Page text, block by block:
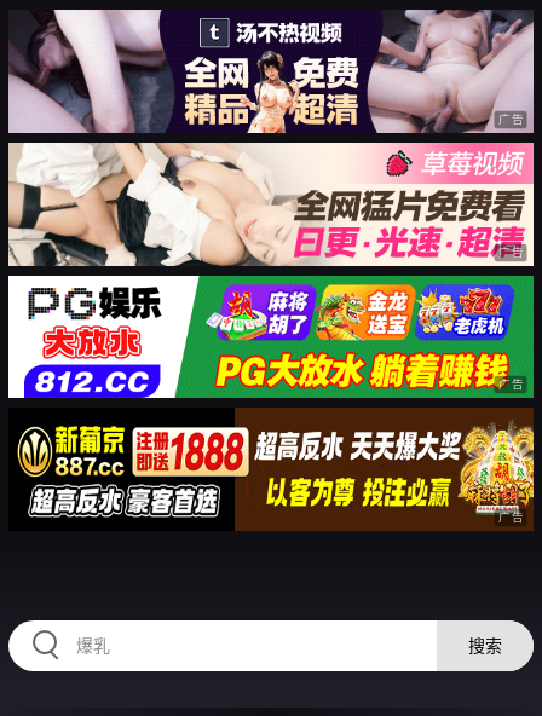
广告
广告
广告
广告
搜索